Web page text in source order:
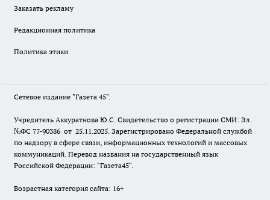
Заказать рекламу
Редакционная политика
Политика этики
Сетевое издание "Газета 45".
Учредитель Аккуратнова Ю.С. Свидетельство о регистрации СМИ: Эл.
№ФС 77-90386 от 25.11.2025. Зарегистрировано Федеральной службой
по надзору в сфере связи, информационных технологий и массовых
коммуникаций. Перевод названия на государственный язык
Российской Федерации: "Газета45".
Возрастная категория сайта: 16+